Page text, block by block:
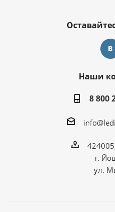
Наши
8 800
г.
ул.